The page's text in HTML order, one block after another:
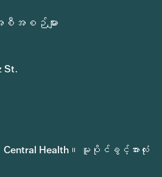
စီအစဉ်များ
St.
Health။ မူပိုင်ခွင့်အားလုံး